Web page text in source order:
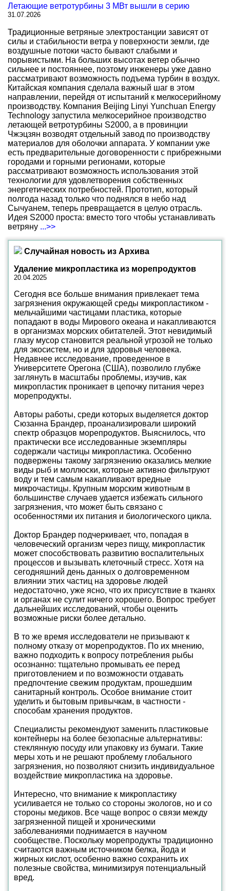
Летающие ветротурбины 3 МВт вышли в серию
31.07.2026
Традиционные ветряные электростанции зависят от
силы и стабильности ветра у поверхности земли, где
воздушные потоки часто бывают слабыми и
порывистыми. На больших высотах ветер обычно
сильнее и постояннее, поэтому инженеры уже давно
рассматривают возможность подъема турбин в воздух.
Китайская компания сделала важный шаг в этом
направлении, перейдя от испытаний к мелкосерийному
производству. Компания Beijing Linyi Yunchuan Energy
Technology запустила мелкосерийное производство
летающей ветротурбины S2000, а в провинции
Чжэцзян возводят отдельный завод по производству
материалов для оболочки аппарата. У компании уже
есть предварительные договоренности с прибрежными
городами и горными регионами, которые
рассматривают возможность использования этой
технологии для удовлетворения собственных
энергетических потребностей. Прототип, который
полгода назад только что поднялся в небо над
Сычуанем, теперь превращается в целую отрасль.
Идея S2000 проста: вместо того чтобы устанавливать
ветряну ...>>
Случайная новость из Архива
Удаление микропластика из морепродуктов
20.04.2025
Сегодня все больше внимания привлекает тема
загрязнения окружающей среды микропластиком -
мельчайшими частицами пластика, которые
попадают в воды Мирового океана и накапливаются
в организмах морских обитателей. Этот невидимый
глазу мусор становится реальной угрозой не только
для экосистем, но и для здоровья человека.
Недавнее исследование, проведенное в
Университете Орегона (США), позволило глубже
заглянуть в масштабы проблемы, изучив, как
микропластик проникает в цепочку питания через
морепродукты.
Авторы работы, среди которых выделяется доктор
Сюзанна Брандер, проанализировали широкий
спектр образцов морепродуктов. Выяснилось, что
практически все исследованные экземпляры
содержали частицы микропластика. Особенно
подвержены такому загрязнению оказались мелкие
виды рыб и моллюски, которые активно фильтруют
воду и тем самым накапливают вредные
микрочастицы. Крупным морским животным в
большинстве случаев удается избежать сильного
загрязнения, что может быть связано с
особенностями их питания и биологического цикла.
Доктор Брандер подчеркивает, что, попадая в
человеческий организм через пищу, микропластик
может способствовать развитию воспалительных
процессов и вызывать клеточный стресс. Хотя на
сегодняшний день данных о долговременном
влиянии этих частиц на здоровье людей
недостаточно, уже ясно, что их присутствие в тканях
и органах не сулит ничего хорошего. Вопрос требует
дальнейших исследований, чтобы оценить
возможные риски более детально.
В то же время исследователи не призывают к
полному отказу от морепродуктов. По их мнению,
важно подходить к вопросу потребления рыбы
осознанно: тщательно промывать ее перед
приготовлением и по возможности отдавать
предпочтение свежим продуктам, прошедшим
санитарный контроль. Особое внимание стоит
уделить и бытовым привычкам, в частности -
способам хранения продуктов.
Специалисты рекомендуют заменить пластиковые
контейнеры на более безопасные альтернативы:
стеклянную посуду или упаковку из бумаги. Такие
меры хоть и не решают проблему глобального
загрязнения, но позволяют снизить индивидуальное
воздействие микропластика на здоровье.
Интересно, что внимание к микропластику
усиливается не только со стороны экологов, но и со
стороны медиков. Все чаще вопрос о связи между
загрязненной пищей и хроническими
заболеваниями поднимается в научном
сообществе. Поскольку морепродукты традиционно
считаются важным источником белка, йода и
жирных кислот, особенно важно сохранить их
полезные свойства, минимизируя потенциальный
вред.